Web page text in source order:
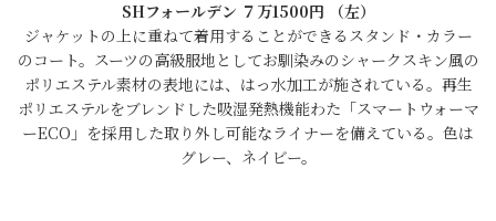
SHフォールデン ７万1500円 （左）
ジャケットの上に重ねて着用することができるスタンド・カラー
のコート。スーツの高級服地としてお馴染みのシャークスキン風の
ポリエステル素材の表地には、はっ水加工が施されている。再生
ポリエステルをブレンドした吸湿発熱機能わた「スマートウォーマ
ーECO」を採用した取り外し可能なライナーを備えている。色は
グレー、ネイビー。